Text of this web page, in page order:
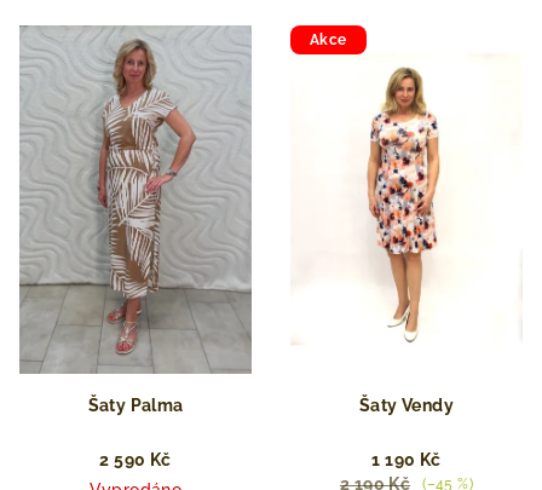
Šaty Palma
2 590 Kč
Akce
Šaty Vendy
1 190 Kč
2 190 Kč
(–45 %)